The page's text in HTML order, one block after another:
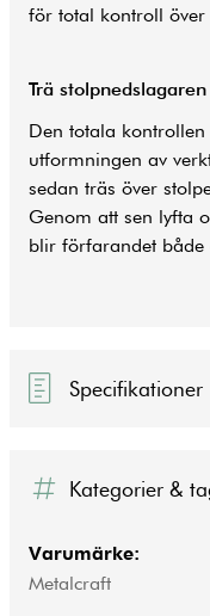
för total kontroll
Trä
Den totala
utformningen av
sedan träs över
Genom att sen lyfta
blir förfarandet både
Specifikationer
Kategorier &
Varumärke:
Metalcraft